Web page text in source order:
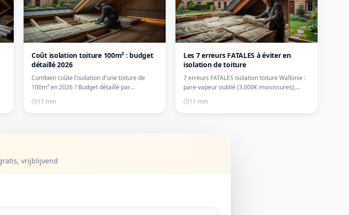
Coût isolation toiture 100m² : budget
détaillé 2026
Combien coûte l'isolation d'une toiture de
100m² en 2026 ? Budget détaillé par
concrets.
11 min
Les 7 erreurs FATALES à éviter en
isolation de toiture
7 erreurs FATALES isolation toiture Wallonie :
pare-vapeur oublié (3.000€ moisissures),
Exemples chiffrés réels + solutions.
11 min
vrijblijvend